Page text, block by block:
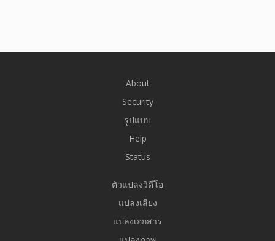
About
Security
รูปแบบ
Help
Status
ตัวแปลงวิดีโอ
แปลงเสียง
แปลงเอกสาร